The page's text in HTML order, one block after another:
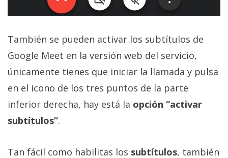
También se pueden activar los subtítulos de
Google Meet en la versión web del servicio,
únicamente tienes que iniciar la llamada y pulsa
en el icono de los tres puntos de la parte
inferior derecha, hay está la opción “activar
subtítulos”.
Tan fácil como habilitas los subtítulos, también